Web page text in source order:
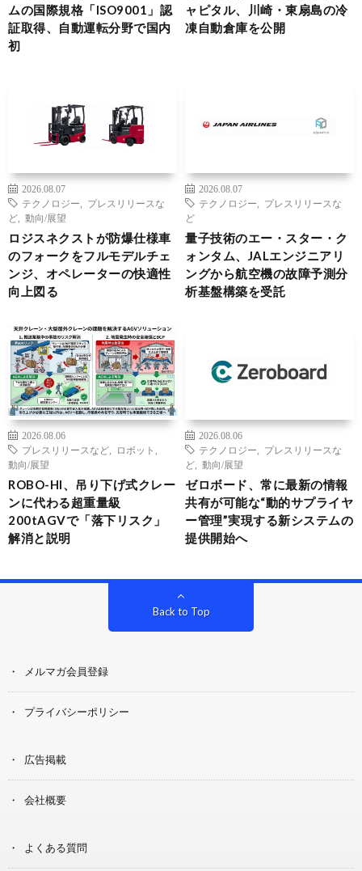
ムの国際規格「ISO9001」認
証取得、自動運転分野で国内
初
ャピタル、川崎・東扇島の冷
凍自動倉庫を公開
2026.08.07
テクノロジー
プレスリリースな
ど
動向/展望
ロジスネクストが防爆仕様車
のフォークをフルモデルチェ
ンジ、オペレーターの快適性
向上図る
2026.08.07
テクノロジー
プレスリリースな
ど
量子技術のエー・スター・ク
ォンタム、JALエンジニアリ
ングから航空機の故障予測分
析基盤構築を受託
2026.08.06
プレスリリースなど
ロボット
動向/展望
ROBO-HI、吊り下げ式クレー
ンに代わる超重量級
200tAGVで「落下リスク」
解消と説明
2026.08.06
テクノロジー
プレスリリースな
ど
動向/展望
ゼロボード、常に最新の情報
共有が可能な“動的サプライヤ
ー管理”実現する新システムの
提供開始へ
Back to Top
メルマガ会員登録
プライバシーポリシー
広告掲載
会社概要
よくある質問